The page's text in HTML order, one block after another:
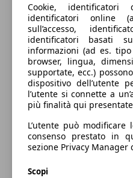
MX-30 35,5kWh Exceed
MX-30 35,5kWh Exceed
Cookie,
identificatori online
sull’accesso,
identificatori basati
informazioni (ad es.
browser, lingua,
supportate, ecc.)
dispositivo dell’utente
l’utente si connette a
più finalità qui
L’utente può
consenso prestato in
sezione Privacy
Scopi